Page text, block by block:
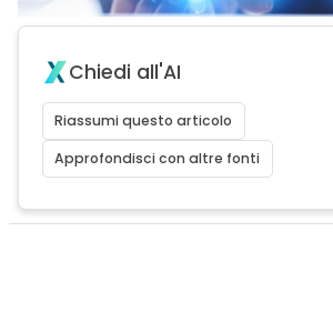
Chiedi all'AI
Riassumi questo articolo
Approfondisci con altre fonti